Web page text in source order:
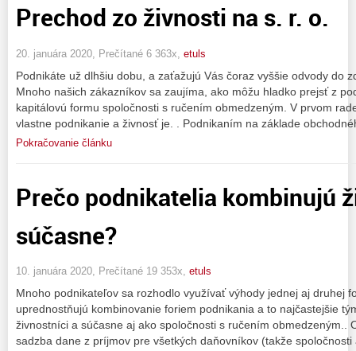
Prechod zo živnosti na s. r. o.
20. januára 2020, Prečítané 6 363x, etuls
Podnikáte už dlhšiu dobu, a zaťažujú Vás čoraz vyššie odvody do
Mnoho našich zákazníkov sa zaujíma, ako môžu hladko prejsť z
kapitálovú formu spoločnosti s ručením obmedzeným. V prvom
vlastne podnikanie a živnosť je. . Podnikaním na základe
Pokračovanie článku
Prečo podnikatelia kombinujú
súčasne?
10. januára 2020, Prečítané 19 353x, etuls
Mnoho podnikateľov sa rozhodlo využívať výhody jednej aj druhej
uprednostňujú kombinovanie foriem podnikania a to najčastejšie
živnostníci a súčasne aj ako spoločnosti s ručením obmedzeným..
sadzba dane z príjmov pre všetkých daňovníkov (takže